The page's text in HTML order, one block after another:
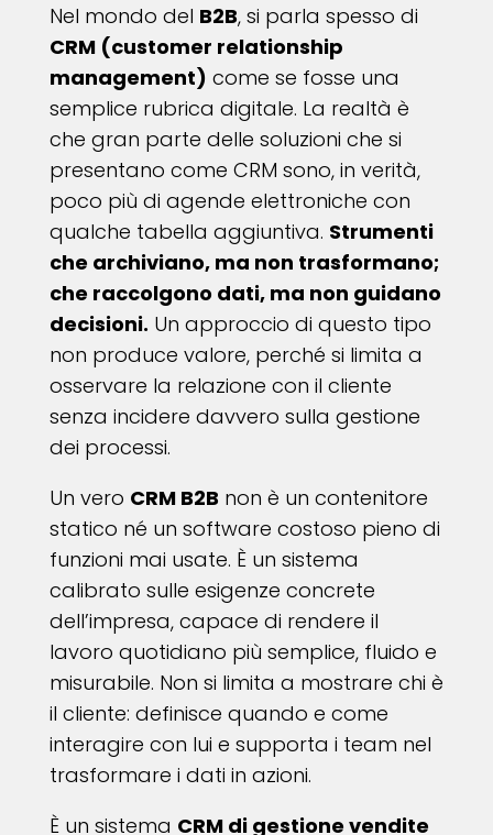
Nel mondo del B2B, si parla spesso di
CRM (customer relationship
management) come se fosse una
semplice rubrica digitale. La realtà è
che gran parte delle soluzioni che si
presentano come CRM sono, in verità,
poco più di agende elettroniche con
qualche tabella aggiuntiva. Strumenti
che archiviano, ma non trasformano;
che raccolgono dati, ma non guidano
decisioni. Un approccio di questo tipo
non produce valore, perché si limita a
osservare la relazione con il cliente
senza incidere davvero sulla gestione
dei processi.
Un vero CRM B2B non è un contenitore
statico né un software costoso pieno di
funzioni mai usate. È un sistema
calibrato sulle esigenze concrete
dell’impresa, capace di rendere il
lavoro quotidiano più semplice, fluido e
misurabile. Non si limita a mostrare chi è
il cliente: definisce quando e come
interagire con lui e supporta i team nel
trasformare i dati in azioni.
È un sistema CRM di gestione vendite